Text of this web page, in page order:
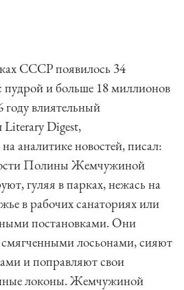
СССР появилось 34
пудрой и больше 18 миллионов
влиятельный
Digest,
аналитике новостей, писал:
Полины Жемчужиной
гуляя в парках, нежась на
в рабочих санаториях или
постановками. Они
лосьонами, сияют
и поправляют свои
локоны. Жемчужиной